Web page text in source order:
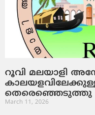
റൂവി മലയാളി
തെരെഞ്ഞെടുത്തു
March 11, 2026